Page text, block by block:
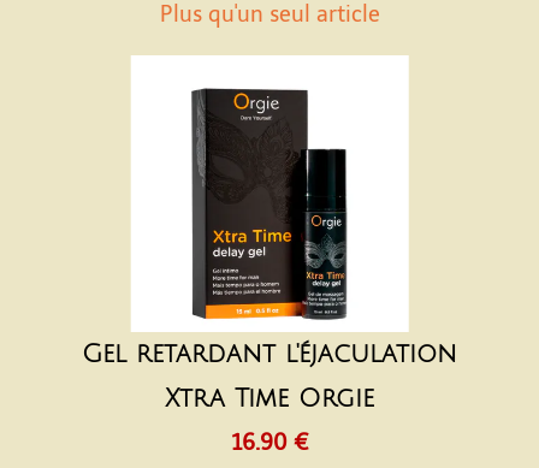
Plus qu'un seul article
Gel retardant l'éjaculation
Xtra Time Orgie
16.90 €